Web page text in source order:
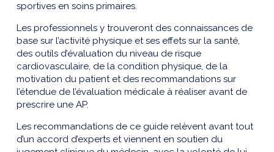
sportives en soins primaires.
Les professionnels y trouveront des connaissances de
base sur l’activité physique et ses effets sur la santé,
des outils d’évaluation du niveau de risque
cardiovasculaire, de la condition physique, de la
motivation du patient et des recommandations sur
l’étendue de l’évaluation médicale à réaliser avant de
prescrire une AP.
Les recommandations de ce guide relèvent avant tout
d’un accord d’experts et viennent en soutien du